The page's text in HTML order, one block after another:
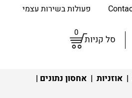
פעולות בשירות עצמי
סל קניות
0
| אוזניות | אחסון נתונים |